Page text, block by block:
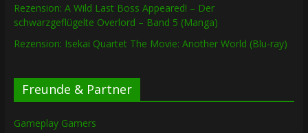
Rezension: A Wild Last Boss Appeared! – Der
schwarzgeflügelte Overlord – Band 5 (Manga)
Rezension: Isekai Quartet The Movie: Another World (Blu-ray)
Freunde & Partner
Gameplay Gamers